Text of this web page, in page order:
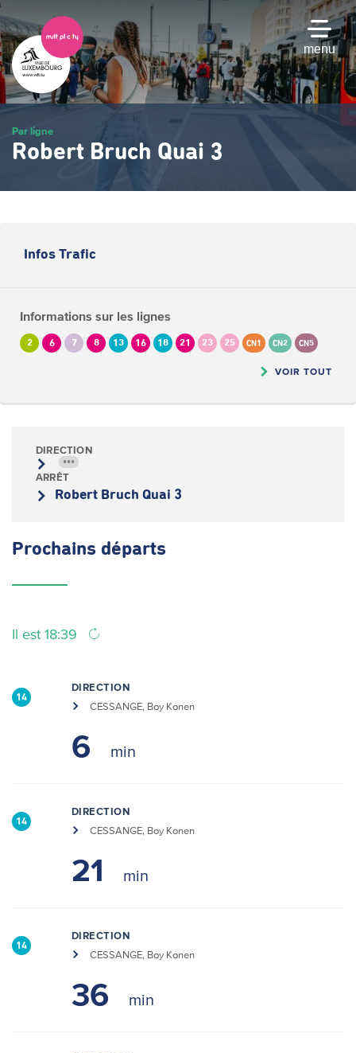
Passer
au
contenu
principal
menu
Par ligne
Robert Bruch Quai 3
Infos Trafic
Informations sur les lignes
2 6 7 8 13 16 18 21 23 25 CN1 CN2 CN5
VOIR TOUT
DIRECTION
•••
ARRÊT
Robert Bruch Quai 3
Prochains départs
Il est 18:39
14
DIRECTION
CESSANGE, Boy Konen
6
14
DIRECTION
CESSANGE, Boy Konen
21
14
DIRECTION
CESSANGE, Boy Konen
36